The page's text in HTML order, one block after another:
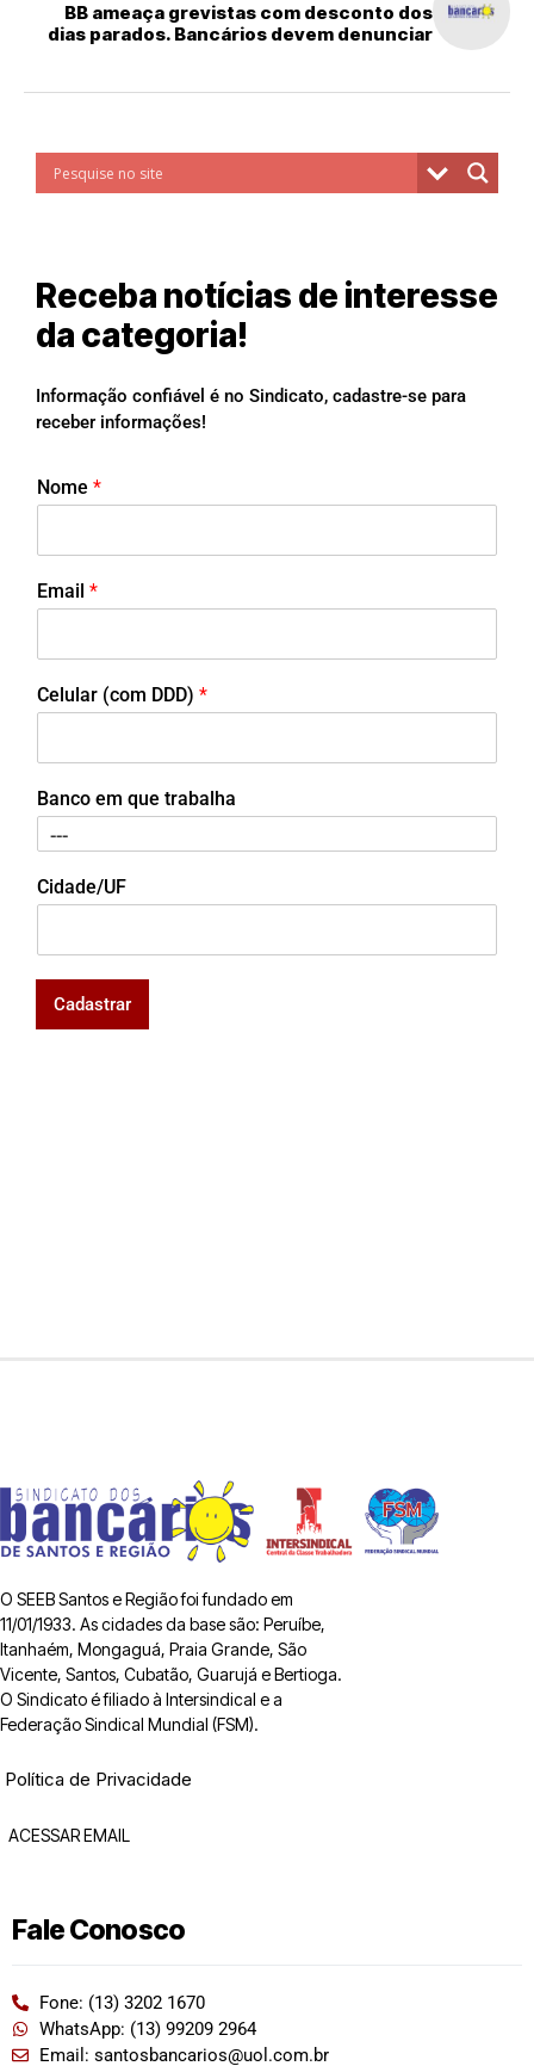
BB ameaça grevistas com desconto dos
dias parados. Bancários devem denunciar
Receba notícias de interesse
da categoria!
Informação confiável é no Sindicato, cadastre-se para
receber informações!
Nome *
Email *
Celular (com DDD) *
Banco em que trabalha
Cidade/UF
Cadastrar
O SEEB Santos e Região foi fundado em
11/01/1933. As cidades da base são: Peruíbe,
Itanhaém, Mongaguá, Praia Grande, São
Vicente, Santos, Cubatão, Guarujá e Bertioga.
O Sindicato é filiado à Intersindical e a
Federação Sindical Mundial (FSM).
Política de Privacidade
ACESSAR EMAIL
Fale Conosco
Fone: (13) 3202 1670
WhatsApp: (13) 99209 2964
Email: santosbancarios@uol.com.br